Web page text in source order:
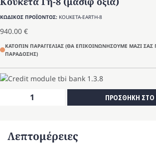
ΚΩΔΙΚΟΣ ΠΡΟΪΟΝΤΟΣ: KOUKETA-EARTH-8
940.00 €
ΚΑΤΟΠΙΝ ΠΑΡΑΓΓΕΛΙΑΣ (ΘΑ ΕΠΙΚΟΙΝΩΝΗΣΟΥΜΕ ΜΑΖΙ ΣΑΣ
ΠΑΡΑΔΟΣΗΣ)
ποσότητα
ΠΡΟΣΘΗΚΗ ΣΤΟ
Λεπτομέρειες